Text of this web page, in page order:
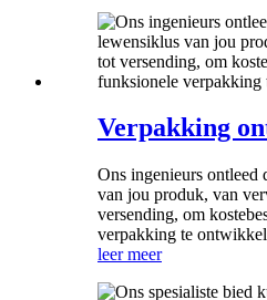
Verpakking
Ons ingenieurs
van jou produk, van
versending, om
verpakking te
leer meer